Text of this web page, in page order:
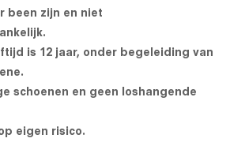
been zijn en niet
is 12 jaar, onder begeleiding van
schoenen en geen loshangende
eigen risico.